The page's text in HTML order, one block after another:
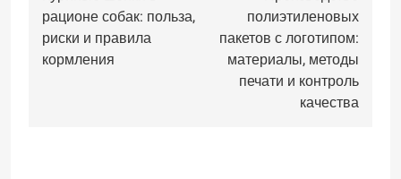
по
записям
рационе собак: польза,
риски и правила
кормления
полиэтиленовых
пакетов с логотипом:
материалы, методы
печати и контроль
качества